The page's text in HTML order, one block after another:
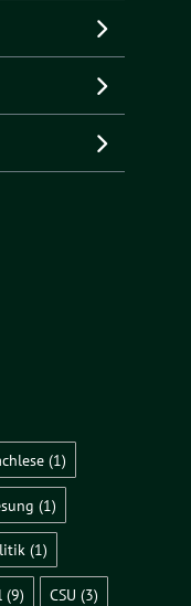
(1)
(1)
(1)
(9) CSU (3)